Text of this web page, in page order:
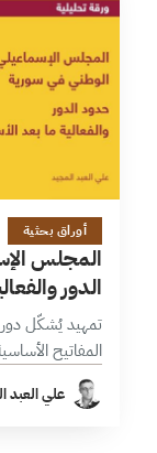
11 دقائق
أوراق بحثية
المجلس
الدور
تمهيد يُشكّل دور
المفاتيح
في سياق
جديدة ما بعد
علي العبد